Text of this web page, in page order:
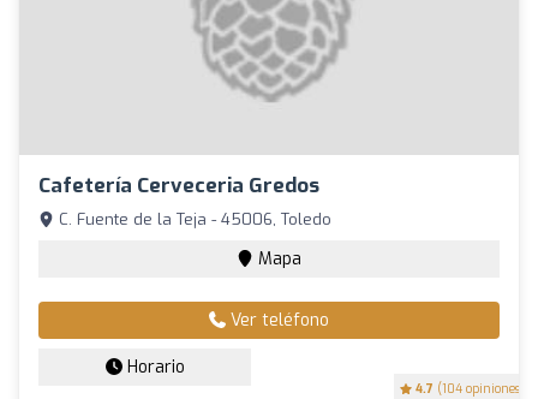
Cafetería Cerveceria Gredos
4.7 (104 opiniones)
C. Fuente de la Teja - 45006, Toledo
Mapa
Ver teléfono
Horario